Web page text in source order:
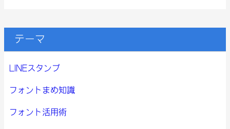
テーマ
LINEスタンプ
フォントまめ知識
フォント活用術